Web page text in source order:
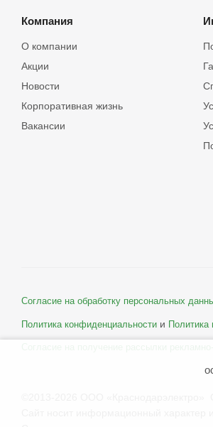
Компания
О компании
Акции
Новости
Корпоративная жизнь
Вакансии
Согласие на обработку персональных
Политика конфиденциальности и
©2013-2026 ООО